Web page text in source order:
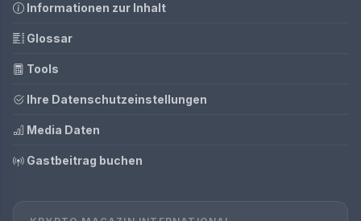
Informationen zur Inhalt
Glossar
Tools
Ihre Datenschutzeinstellungen
Media Daten
Gastbeitrag buchen